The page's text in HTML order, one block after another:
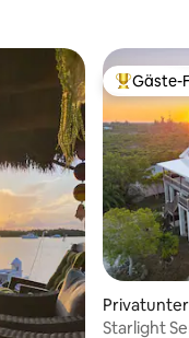
Bewertungen
Beliebter
Gäste-
and Key
Starlight